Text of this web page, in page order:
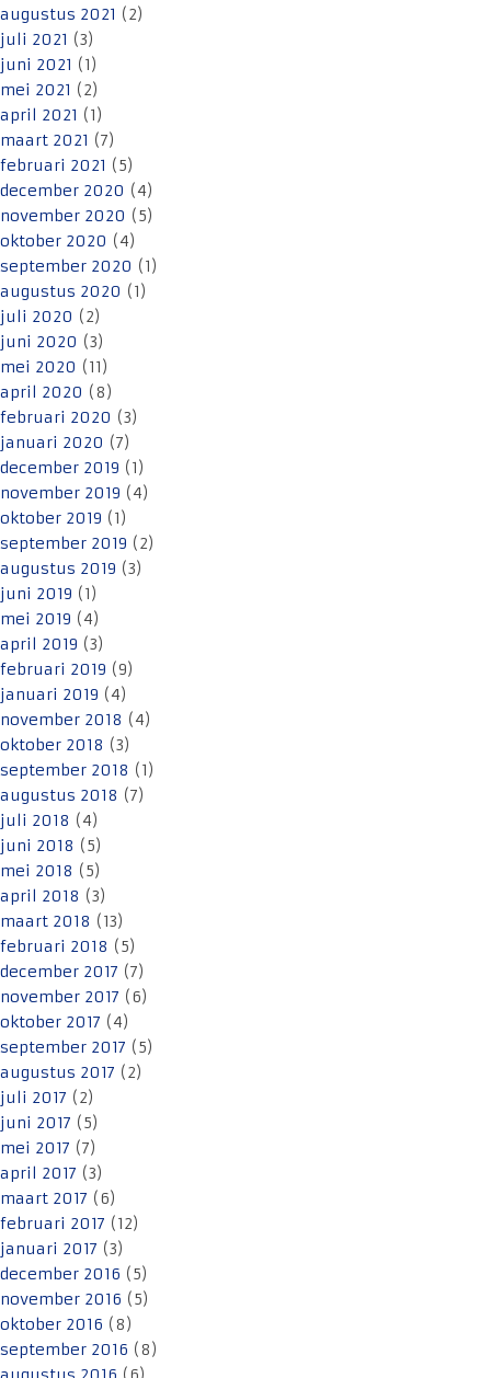
augustus 2021 (2)
juli 2021 (3)
juni 2021 (1)
mei 2021 (2)
april 2021 (1)
maart 2021 (7)
februari 2021 (5)
december 2020 (4)
november 2020 (5)
oktober 2020 (4)
september 2020 (1)
augustus 2020 (1)
juli 2020 (2)
juni 2020 (3)
mei 2020 (11)
april 2020 (8)
februari 2020 (3)
januari 2020 (7)
december 2019 (1)
november 2019 (4)
oktober 2019 (1)
september 2019 (2)
augustus 2019 (3)
juni 2019 (1)
mei 2019 (4)
april 2019 (3)
februari 2019 (9)
januari 2019 (4)
november 2018 (4)
oktober 2018 (3)
september 2018 (1)
augustus 2018 (7)
juli 2018 (4)
juni 2018 (5)
mei 2018 (5)
april 2018 (3)
maart 2018 (13)
februari 2018 (5)
december 2017 (7)
november 2017 (6)
oktober 2017 (4)
september 2017 (5)
augustus 2017 (2)
juli 2017 (2)
juni 2017 (5)
mei 2017 (7)
april 2017 (3)
maart 2017 (6)
februari 2017 (12)
januari 2017 (3)
december 2016 (5)
november 2016 (5)
oktober 2016 (8)
september 2016 (8)